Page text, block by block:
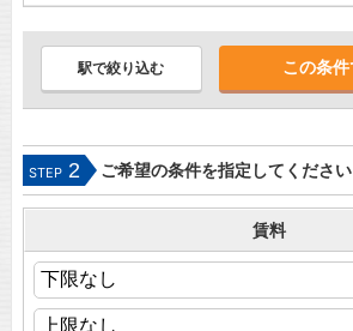
駅で絞り込む
STEP 2 ご希望の条件を指定してください
賃料